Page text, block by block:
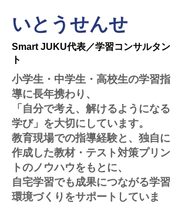
いとうせんせ
Smart JUKU代表／学習コンサルタン
ト
小学生・中学生・高校生の学習指
導に長年携わり、
「自分で考え、解けるようになる
学び」を大切にしています。
教育現場での指導経験と、独自に
作成した教材・テスト対策プリン
トのノウハウをもとに、
自宅学習でも成果につながる学習
環境づくりをサポートしていま